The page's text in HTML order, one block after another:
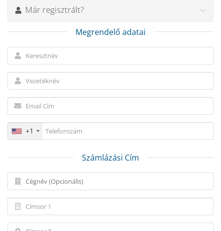
Már regisztrált?
Megrendelő adatai
+1
Számlázási Cím